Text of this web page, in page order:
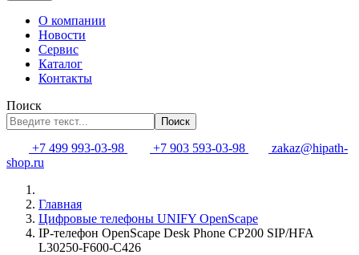
О компании
Новости
Сервис
Каталог
Контакты
Поиск
Поиск
+7 499 993-03-98 +7 903 593-03-98
zakaz@hipath-
shop.ru
Главная
Цифровые телефоны UNIFY OpenScape
IP-телефон OpenScape Desk Phone CP200 SIP/HFA
L30250-F600-C426